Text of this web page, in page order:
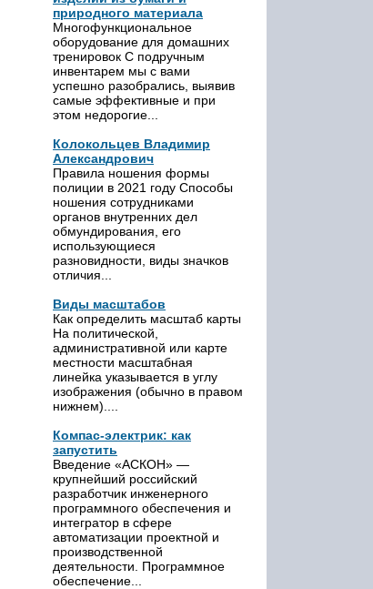
природного материала
Многофункциональное
оборудование для домашних
тренировок С подручным
инвентарем мы с вами
успешно разобрались, выявив
самые эффективные и при
этом недорогие...
Колокольцев Владимир
Александрович
Правила ношения формы
полиции в 2021 году Способы
ношения сотрудниками
органов внутренних дел
обмундирования, его
использующиеся
разновидности, виды значков
отличия...
Виды масштабов
Как определить масштаб карты
На политической,
административной или карте
местности масштабная
линейка указывается в углу
изображения (обычно в правом
нижнем)....
Компас-электрик: как
запустить
Введение «АСКОН» —
крупнейший российский
разработчик инженерного
программного обеспечения и
интегратор в сфере
автоматизации проектной и
производственной
деятельности. Программное
обеспечение...